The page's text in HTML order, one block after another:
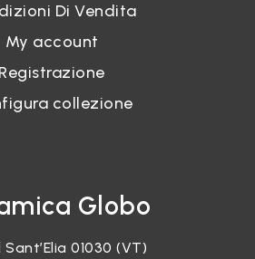
Di Vendita
My account
Registrazione
collezione
Globo
01030 (VT)